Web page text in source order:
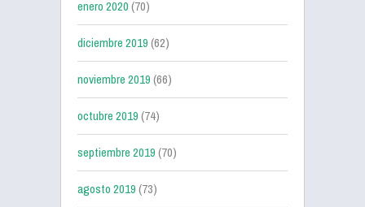
enero 2020(70)
diciembre 2019(62)
noviembre 2019(66)
octubre 2019(74)
septiembre 2019(70)
agosto 2019(73)